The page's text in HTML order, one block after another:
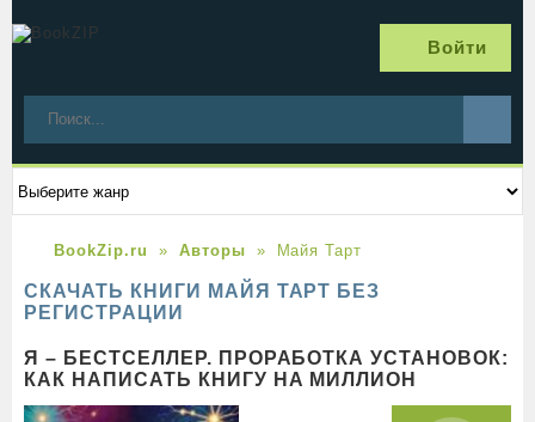
Войти
BookZip.ru Авторы Майя Тарт
СКАЧАТЬ КНИГИ МАЙЯ ТАРТ БЕЗ
РЕГИСТРАЦИИ
Я – БЕСТСЕЛЛЕР. ПРОРАБОТКА УСТАНОВОК:
КАК НАПИСАТЬ КНИГУ НА МИЛЛИОН